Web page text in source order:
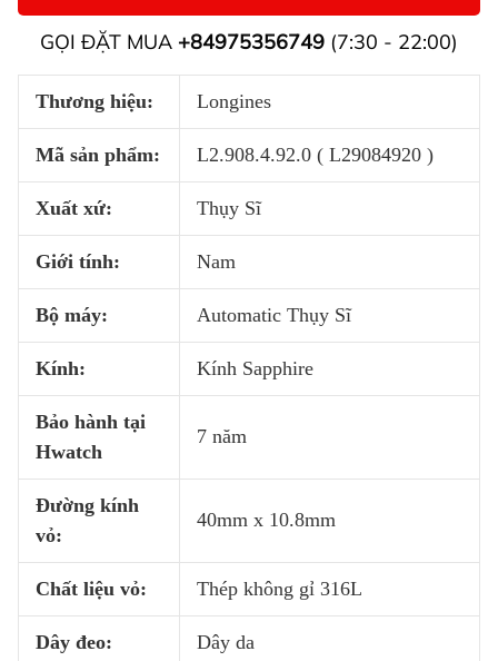
GỌI ĐẶT MUA +84975356749 (7:30 - 22:00)
Thương hiệu: Longines
Mã sản phẩm: L2.908.4.92.0 ( L29084920 )
Xuất xứ: Thụy Sĩ
Giới tính: Nam
Bộ máy: Automatic Thụy Sĩ
Kính: Kính Sapphire
Bảo hành tại
Hwatch
7 năm
Đường kính
vỏ:
40mm x 10.8mm
Chất liệu vỏ: Thép không gỉ 316L
Dây đeo: Dây da